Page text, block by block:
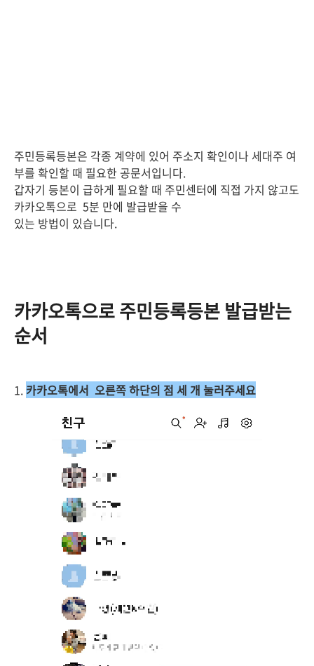
주민등록등본은 각종 계약에 있어 주소지 확인이나 세대주 여
부를 확인할 때 필요한 공문서입니다.
갑자기 등본이 급하게 필요할 때 주민센터에 직접 가지 않고도
카카오톡으로 5분 만에 발급받을 수
있는 방법이 있습니다.
카카오톡으로 주민등록등본 발급받는
순서
1. 카카오톡에서 오른쪽 하단의 점 세 개 눌러주세요